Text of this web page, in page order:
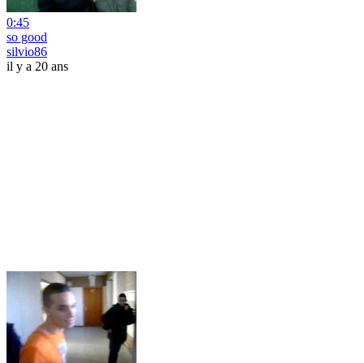
0:45
so good
silvio86
il y a 20 ans